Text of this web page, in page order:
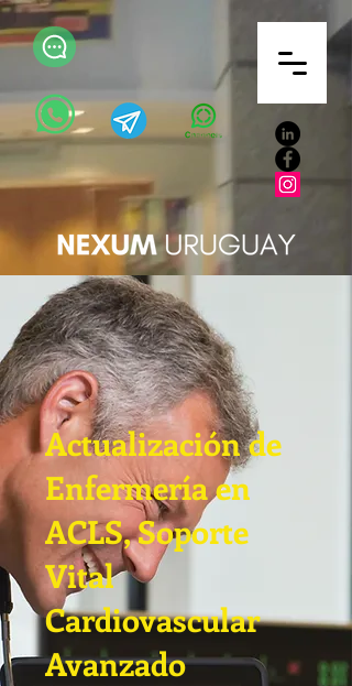
Actualización de
Enfermería en
ACLS, Soporte
Vital
Cardiovascular
Avanzado